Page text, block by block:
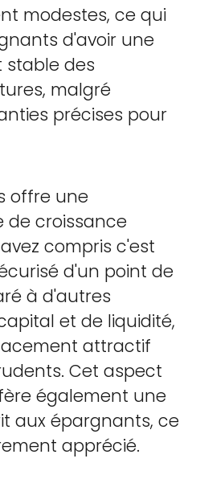
modestes, ce qui
d'avoir une
stable des
malgré
précises pour
offre une
de croissance
compris c'est
d'un point de
à d'autres
et de liquidité,
attractif
Cet aspect
également une
aux épargnants, ce
apprécié.